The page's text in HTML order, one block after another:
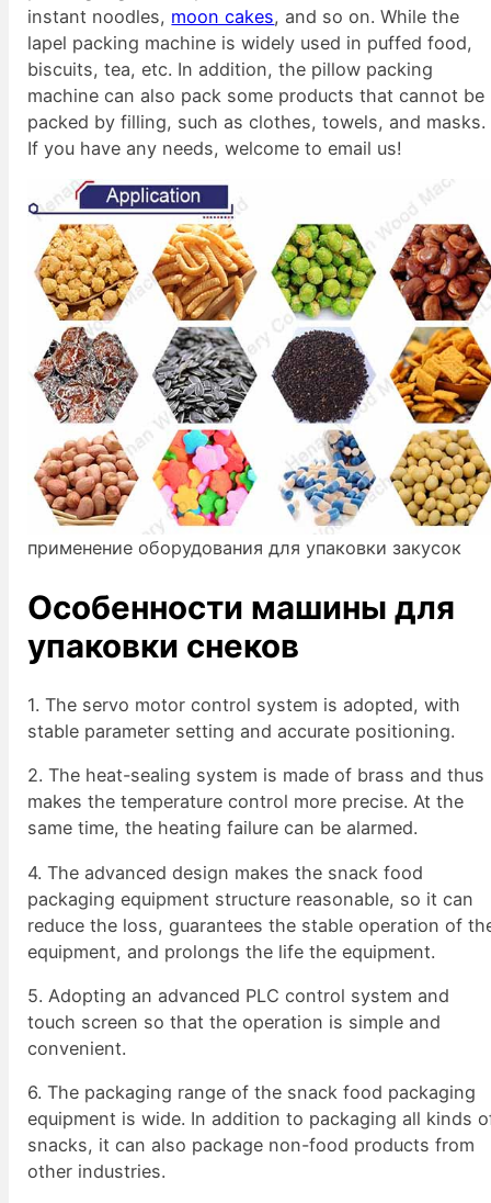
instant noodles, moon cakes, and so on. While the
lapel packing machine is widely used in puffed food,
biscuits, tea, etc. In addition, the pillow packing
machine can also pack some products that cannot be
packed by filling, such as clothes, towels, and masks.
If you have any needs, welcome to email us!
применение оборудования для упаковки закусок
Особенности машины для
упаковки снеков
1. The servo motor control system is adopted, with
stable parameter setting and accurate positioning.
2. The heat-sealing system is made of brass and thus
makes the temperature control more precise. At the
same time, the heating failure can be alarmed.
4. The advanced design makes the snack food
packaging equipment structure reasonable, so it can
reduce the loss, guarantees the stable operation of
equipment, and prolongs the life the equipment.
5. Adopting an advanced PLC control system and
touch screen so that the operation is simple and
convenient.
6. The packaging range of the snack food packaging
equipment is wide. In addition to packaging all kinds
snacks, it can also package non-food products from
other industries.